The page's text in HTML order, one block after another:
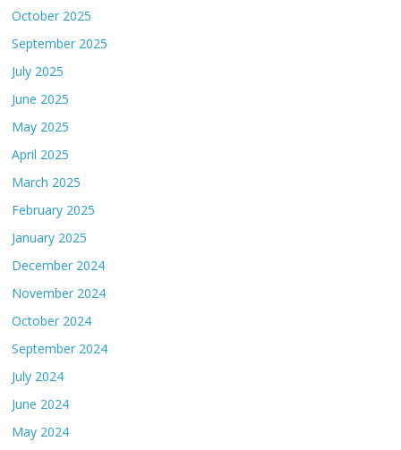
October 2025
September 2025
July 2025
June 2025
May 2025
April 2025
March 2025
February 2025
January 2025
December 2024
November 2024
October 2024
September 2024
July 2024
June 2024
May 2024